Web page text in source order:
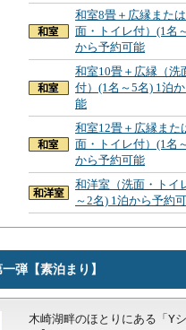
和室8畳＋広縁また
面・トイレ付）(1名
から予約可能
和室10畳＋広縁（洗
付）(1名～5名) 1泊
能
和室12畳＋広縁また
面・トイレ付）(1名
から予約可能
和洋室（洗面・トイ
～2名) 1泊から予約
弾【素泊まり】
木崎湖畔のほとりにある「Y